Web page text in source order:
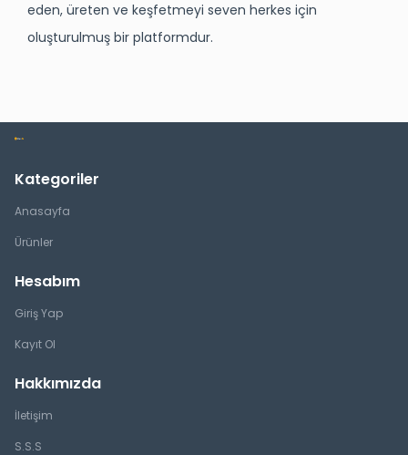
eden, üreten ve keşfetmeyi seven herkes için
oluşturulmuş bir platformdur.
Kategoriler
Anasayfa
Ürünler
Hesabım
Giriş Yap
Kayıt Ol
Hakkımızda
İletişim
S.S.S